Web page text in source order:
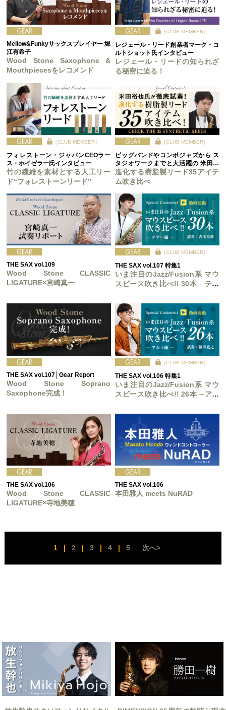
Mellow&Funkyサックスプレイヤー 堀
江有希子
Wood Stone Saxophone &
Mouthpiecesをレコメンド
［CLUB MEMBER］
レジェール・リード創業者マーク・コ
ルトショット氏インタビュー
レジェール・リードの知られざ
る秘密に迫る！
［CLUB MEMBER］
フォレストーン・ジャパンCEOラー
ス・ホイゼラー氏インタビュー
竹の繊維を素材とする人工リー
ド“フォレストーンリード”
［CLUB MEMBER］
ビッグバンドやコンボジャズから ス
タジオワークまでと大活躍の 米田裕
也氏が徹底試奏！
進化する樹脂製リード35アイテ
ム吹き比べ
THE SAX vol.109
Wood Stone CLASSIC
LIGATURE×宮崎真一
［CLUB MEMBER］
THE SAX vol.107 特集1
いま注目のJazz/Fusion系 マウ
スピース吹き比べ!! 30本 ─テナ
THE SAX vol.107│Gear Report
Wood Stone Soprano
Saxophone完成！
［CLUB MEMBER］
THE SAX vol.106 特集1
いま注目のJazz/Fusion系 マウ
スピース吹き比べ!! 26本 ─アル
THE SAX vol.106
Wood Stone CLASSIC
LIGATURE×寺地美穂
THE SAX vol.106
本田雅人 meets NuRAD
1 | 2 | 3 | 4 | 5 次へ>